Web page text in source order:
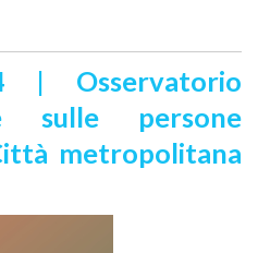
| Osservatorio
sulle persone
metropolitana